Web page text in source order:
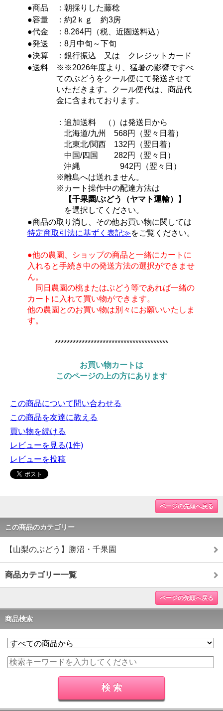
●商品
：朝採りした藤稔
●容量
：約2ｋｇ 約3房
●代金
：8.264円（税、近圏送料込）
●発送
：8月中旬～下旬
●決算
：銀行振込 又は クレジットカード
●送料
※※2026年度より、猛暑の影響ですべ
てのぶどうをクール便にて発送させて
いただきます。クール便代は、商品代
金に含まれております。
：追加送料 （）は発送日から
北海道/九州 568円（翌々日着）
北東北/関西 132円（翌日着）
中国/四国 282円（翌々日）
沖縄 942円（翌々日）
※離島へは送れません。
※カート操作中の配達方法は
【千果園/ぶどう（ヤマト運輸）】
を選択してください。
●商品の取り消し、その他お買い物に関しては
特定商取引法に基ずく表記≫をご覧ください。
●他の農園、ショップの商品と一緒にカートに
入れると手続き中の発送方法の選択ができませ
ん。
同日農園の桃またはぶどう等であれば一緒の
カートに入れて買い物ができます。
他の農園とのお買い物は別々にお願いいたしま
す。
**************************************
お買い物カートは
このページの上の方にあります
この商品について問い合わせる
この商品を友達に教える
買い物を続ける
レビューを見る(1件)
レビューを投稿
ページの先頭へ戻る
この商品のカテゴリー
【山梨のぶどう】勝沼・千果園
商品カテゴリー一覧
ページの先頭へ戻る
商品検索